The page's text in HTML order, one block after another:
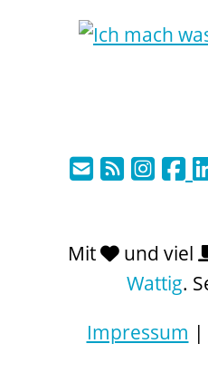
Mit und viel
Wattig.
Impressum |